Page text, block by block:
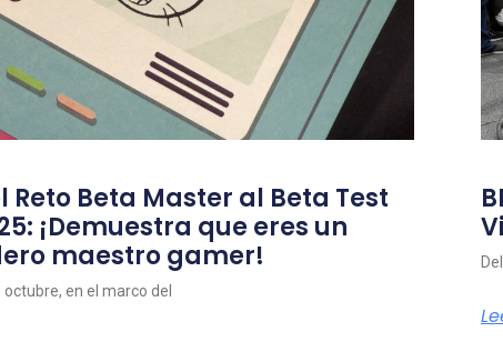
Reto Beta Master al Beta Test
¡Demuestra que eres un
maestro gamer!
octubre, en el marco del